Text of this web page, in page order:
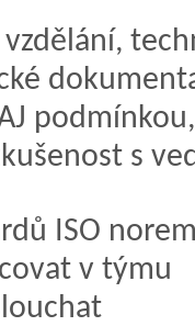
vzdělání,
s
ISO
v týmu